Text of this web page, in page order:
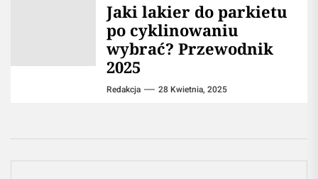
Jaki lakier do parkietu
po cyklinowaniu
wybrać? Przewodnik
2025
Redakcja 28 Kwietnia, 2025